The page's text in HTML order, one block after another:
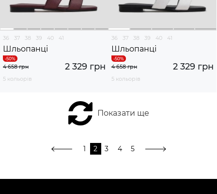
36 37 38 39 40 41
Шльопанці
2 329 грн
4 658 грн
5 кольорів
36 37 38 39 40 41
Шльопанці
2 329 грн
4 658 грн
5 кольорів
Показати ще
1 2 3 4 5